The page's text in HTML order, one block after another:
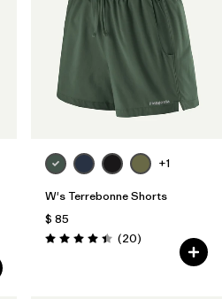
+1
W's Terrebonne Shorts
$ 85
Valoración: 4.5 / 5
(20Comentarios
)